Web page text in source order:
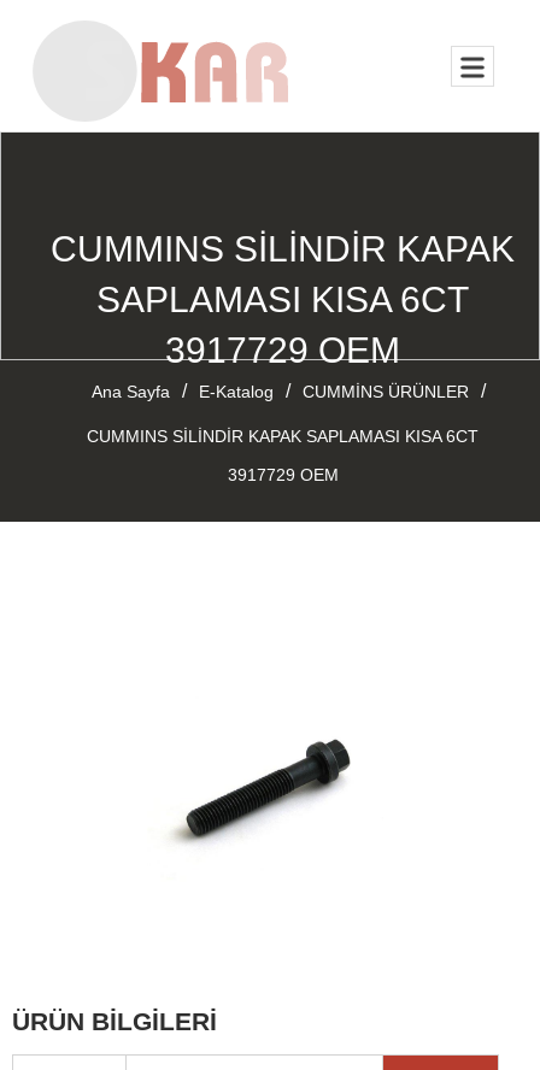
CUMMINS SİLİNDİR KAPAK
SAPLAMASI KISA 6CT
3917729 OEM
Ana Sayfa / E-Katalog / CUMMİNS ÜRÜNLER /
CUMMINS SİLİNDİR KAPAK SAPLAMASI KISA 6CT
3917729 OEM
ÜRÜN BİLGİLERİ